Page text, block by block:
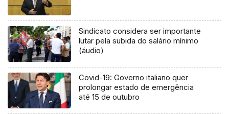
Sindicato considera ser importante
lutar pela subida do salário mínimo
(áudio)
Covid-19: Governo italiano quer
prolongar estado de emergência
até 15 de outubro